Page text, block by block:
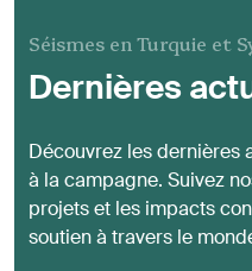
Séismes en Turquie et
Dernières
Découvrez les dernières
à la campagne. Suivez
projets et les impacts
soutien à travers le